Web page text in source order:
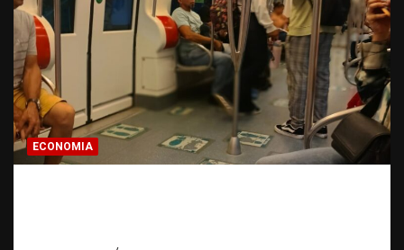
ECONOMIA